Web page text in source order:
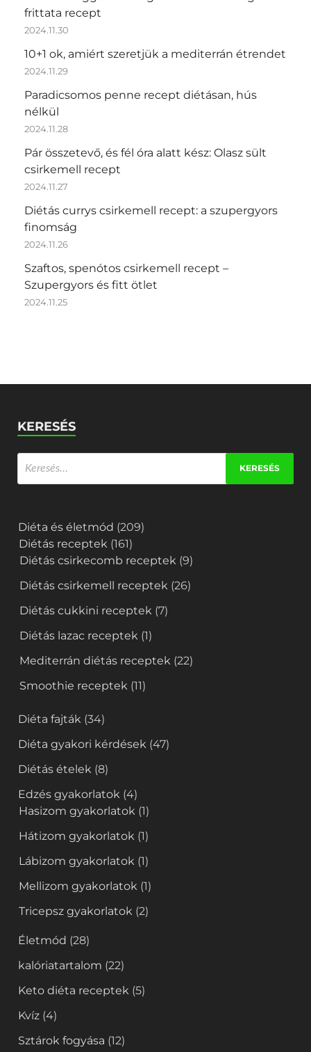
frittata recept
2024.11.30
10+1 ok, amiért szeretjük a mediterrán étrendet
2024.11.29
Paradicsomos penne recept diétásan, hús
nélkül
2024.11.28
Pár összetevő, és fél óra alatt kész: Olasz sült
csirkemell recept
2024.11.27
Diétás currys csirkemell recept: a szupergyors
finomság
2024.11.26
Szaftos, spenótos csirkemell recept –
Szupergyors és fitt ötlet
2024.11.25
KERESÉS
Diéta és életmód (209)
Diétás receptek (161)
Diétás csirkecomb receptek (9)
Diétás csirkemell receptek (26)
Diétás cukkini receptek (7)
Diétás lazac receptek (1)
Mediterrán diétás receptek (22)
Smoothie receptek (11)
Diéta fajták (34)
Diéta gyakori kérdések (47)
Diétás ételek (8)
Edzés gyakorlatok (4)
Hasizom gyakorlatok (1)
Hátizom gyakorlatok (1)
Lábizom gyakorlatok (1)
Mellizom gyakorlatok (1)
Tricepsz gyakorlatok (2)
Életmód (28)
kalóriatartalom (22)
Keto diéta receptek (5)
Kvíz (4)
Sztárok fogyása (12)